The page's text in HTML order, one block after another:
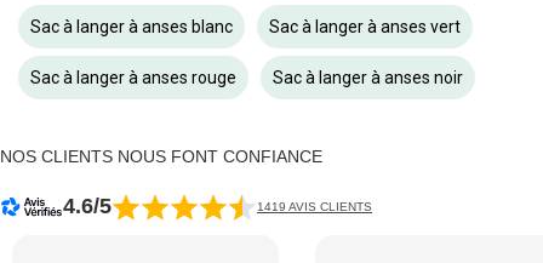
Sac à langer à anses blanc Sac à langer à anses vert
Sac à langer à anses rouge Sac à langer à anses noir
NOS CLIENTS NOUS FONT CONFIANCE
4.6/5 1419 AVIS CLIENTS